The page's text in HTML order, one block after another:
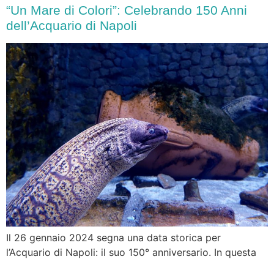
“Un Mare di Colori”: Celebrando 150 Anni
dell’Acquario di Napoli
Il 26 gennaio 2024 segna una data storica per
l’Acquario di Napoli: il suo 150° anniversario. In questa